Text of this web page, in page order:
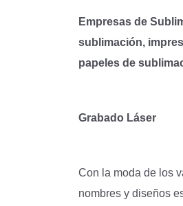
Empresas de
sublimación,
papeles de
Grabado Láser
Con la moda de los
nombres y diseños